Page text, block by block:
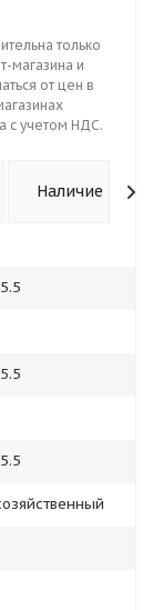
только
магазина и
от цен в
с учетом НДС.
Наличие